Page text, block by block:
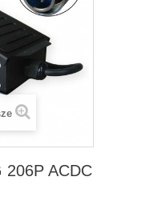
206P ACDC